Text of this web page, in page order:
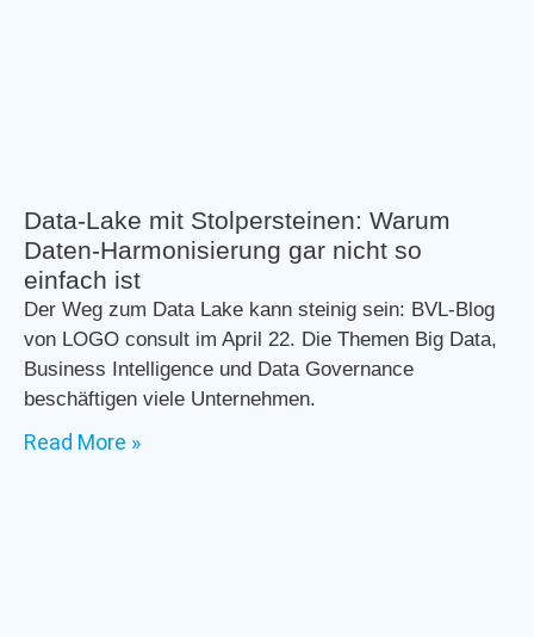
Data-Lake mit Stolpersteinen: Warum
Daten-Harmonisierung gar nicht so
einfach ist
Der Weg zum Data Lake kann steinig sein: BVL-Blog
von LOGO consult im April 22. Die Themen Big Data,
Business Intelligence und Data Governance
beschäftigen viele Unternehmen.
Read More »